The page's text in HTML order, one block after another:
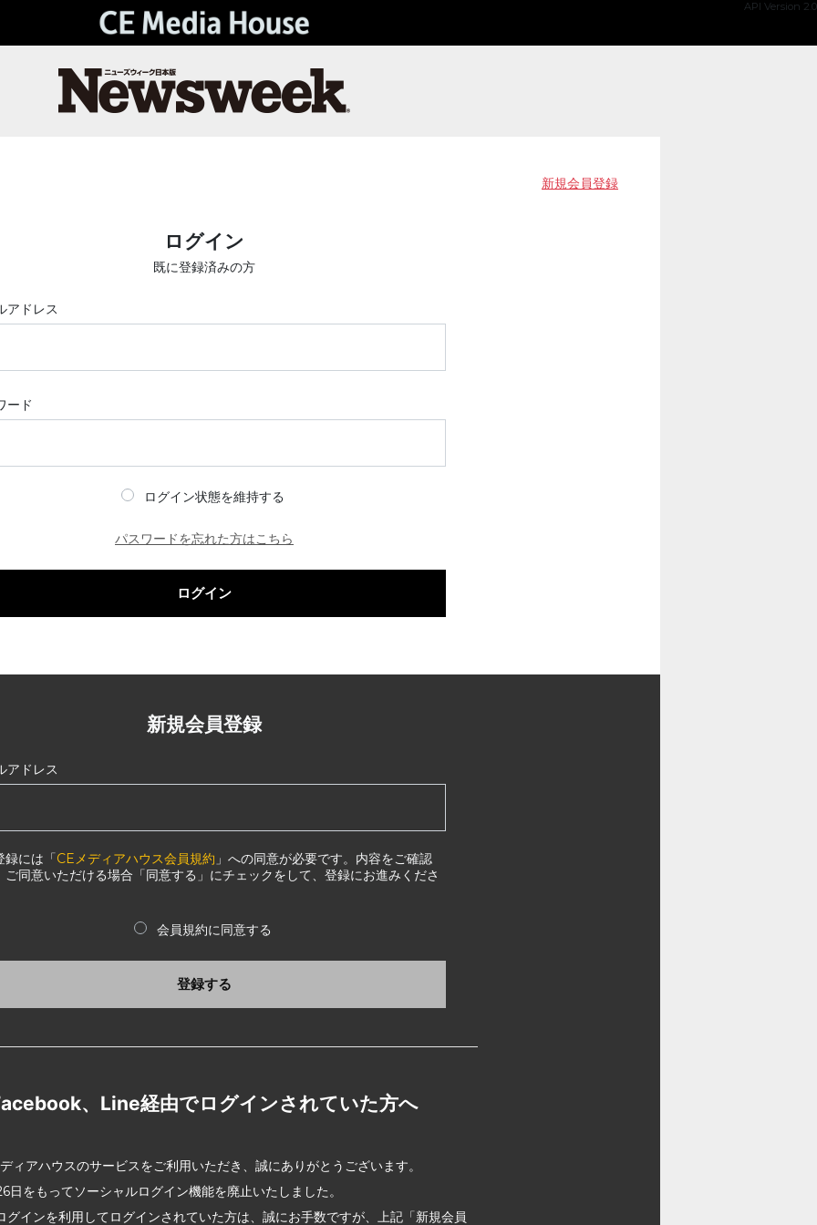
API Version 2.0
新規会員登録
ログイン
既に登録済みの方
アドレス
ード
ログイン状態を維持する
パスワードを忘れた方はこちら
ログイン
新規会員登録
アドレス
録には「CEメディアハウス会員規約 」への同意が必要です。内容をご確認
ご同意いただける場合「同意する」にチェックをして、登録にお進みくださ
会員規約に同意する
登録する
、Line経由でログインされていた方へ
ィアハウスのサービスをご利用いただき、誠にありがとうございます。
日をもってソーシャルログイン機能を廃止いたしました。
グインを利用してログインされていた方は、誠にお手数ですが、上記「新規会員